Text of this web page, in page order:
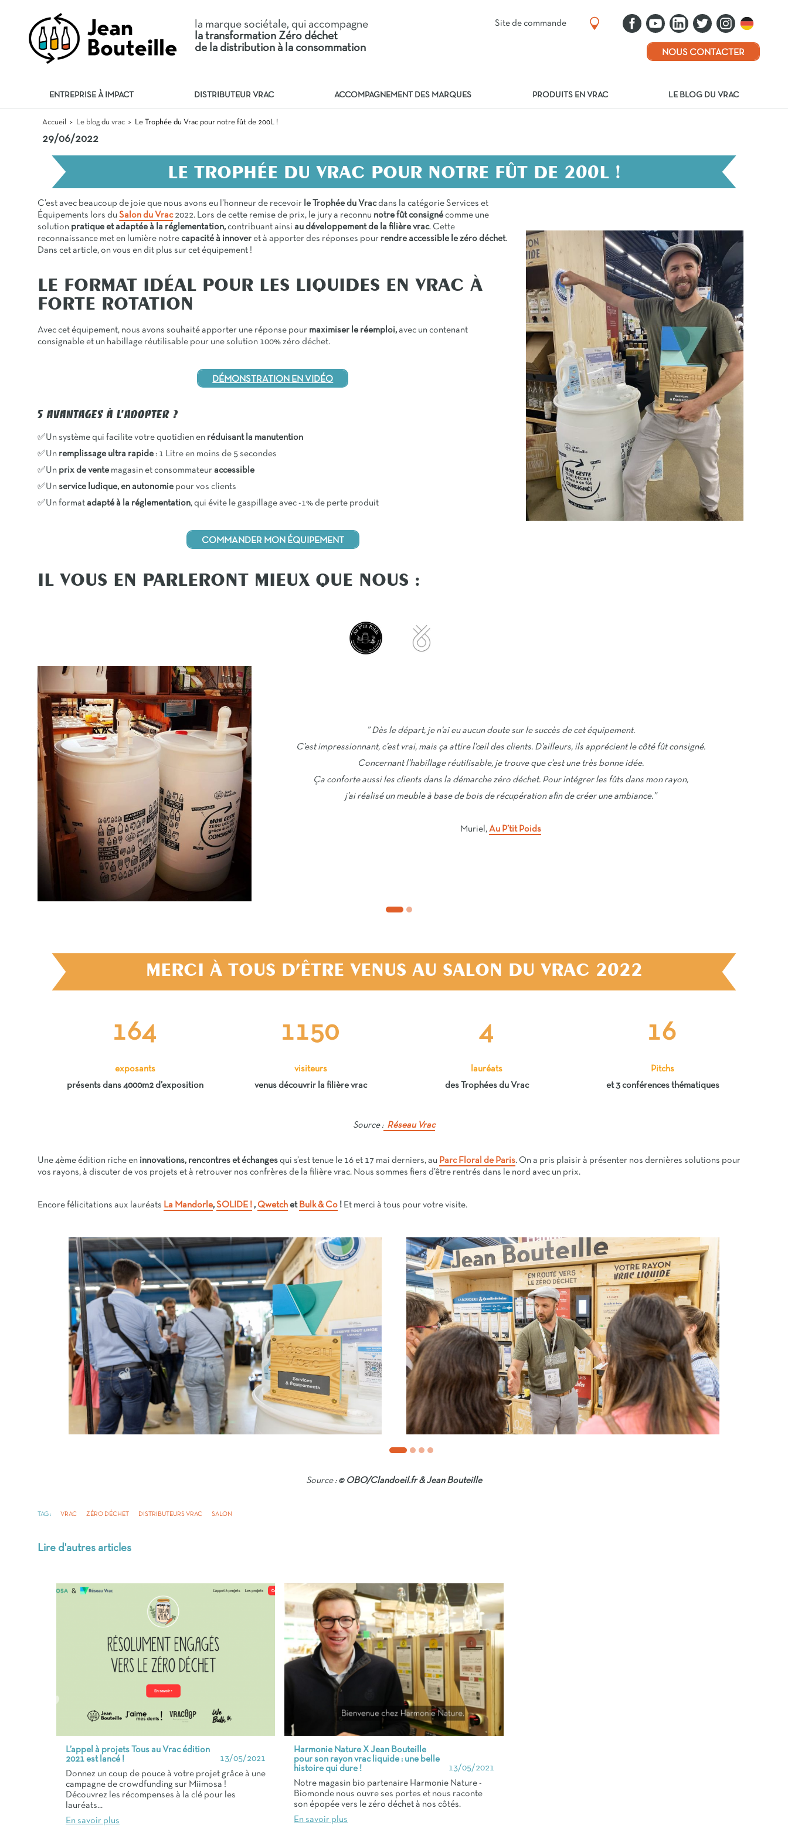
ENTREPRISE À IMPACT DISTRIBUTEUR VRAC ACCOMPAGNEMENT DES MARQUES PRODUITS EN VRAC LE BLOG DU VRAC
la marque sociétale, qui accompagne
la transformation Zéro déchet
de la distribution à la consommation
Site de commande
NOUS CONTACTER
Accueil > Le blog du vrac > Le Trophée du Vrac pour notre fût de 200L !
29/06/2022
LE TROPHÉE DU VRAC POUR NOTRE FÛT DE 200L !
C’est avec beaucoup de joie que nous avons eu l’honneur de recevoir le Trophée du Vracdans la catégorie Services et
Équipements lors du Salon du Vrac2022. Lors de cette remise de prix, le jury a reconnu notre fût consigné comme une
solution pratique et adaptée à la réglementation, contribuant ainsi au développement de la filière vrac. Cette
reconnaissance met en lumière notre capacité à innover et à apporter des réponses pour rendre accessible le zéro déchet.
Dans cet article, on vous en dit plus sur cet équipement !
LE FORMAT IDÉAL POUR LES LIQUIDES EN VRAC À
FORTE ROTATION
Avec cet équipement, nous avons souhaité apporter une réponse pour maximiser le réemploi, avec un contenant
consignable et un habillage réutilisable pour une solution 100% zéro déchet.
DÉMONSTRATION EN VIDÉO
5 AVANTAGES À L’ADOPTER ?
✅Un système qui facilite votre quotidien en réduisant la manutention
✅Un remplissage ultra rapide : 1 Litre en moins de 5 secondes
✅Un prix de vente magasin et consommateur accessible
✅Un service ludique, en autonomie pour vos clients
✅Un format adapté à la réglementation, qui évite le gaspillage avec -1% de perte produit
COMMANDER MON ÉQUIPEMENT
IL VOUS EN PARLERONT MIEUX QUE NOUS :
” Dès le départ, je n’ai eu aucun doute sur le succès de cet équipement.
C’est impressionnant, c’est vrai, mais ça attire l’œil des clients. D’ailleurs, ils apprécient le côté fût consigné.
Concernant l’habillage réutilisable, je trouve que c’est une très bonne idée.
Ça conforte aussi les clients dans la démarche zéro déchet. Pour intégrer les fûts dans mon rayon,
j’ai réalisé un meuble à base de bois de récupération afin de créer une ambiance.”
Muriel,Au P’tit Poids
MERCI À TOUS D’ÊTRE VENUS AU SALON DU VRAC 2022
200
exposants
présents dans 4000m2 d’exposition
1500
visiteurs
venus découvrir la filière vrac
5
lauréats
des Trophées du Vrac
24
Pitchs
et 3 conférences thématiques
Source :Réseau Vrac
Une 4ème édition riche en innovations, rencontres et échanges qui s’est tenue le 16 et 17 mai derniers, au Parc Floral de Paris. On a pris plaisir à présenter nos dernières solutions pour
vos rayons, à discuter de vos projets et à retrouver nos confrères de la filière vrac. Nous sommes fiers d’être rentrés dans le nord avec un prix.
Encore félicitations aux lauréats La Mandorle, SOLIDE ! , Qwetch et Bulk & Co ! Et merci à tous pour votre visite.
Source :© OBO/Clandoeil.fr & Jean Bouteille
TAG : VRAC ZÉRO DÉCHET DISTRIBUTEURS VRAC SALON
Lire d'autres articles
L’appel à projets Tous au Vrac édition
2021 est lancé !
13/05/2021
Donnez un coup de pouce à votre projet grâce à une
campagne de crowdfunding sur Miimosa !
Découvrez les récompenses à la clé pour les
lauréats...
En savoir plus
Harmonie Nature X Jean Bouteille
pour son rayon vrac liquide : une belle
histoire qui dure !
13/05/2021
Notre magasin bio partenaire Harmonie Nature -
Biomonde nous ouvre ses portes et nous raconte
son épopée vers le zéro déchet à nos côtés.
En savoir plus